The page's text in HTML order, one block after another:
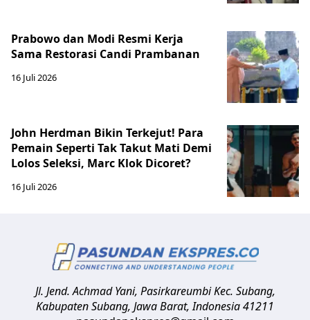
Prabowo dan Modi Resmi Kerja
Sama Restorasi Candi Prambanan
16 Juli 2026
John Herdman Bikin Terkejut! Para
Pemain Seperti Tak Takut Mati Demi
Lolos Seleksi, Marc Klok Dicoret?
16 Juli 2026
Jl. Jend. Achmad Yani, Pasirkareumbi Kec. Subang,
Kabupaten Subang, Jawa Barat,Indonesia41211